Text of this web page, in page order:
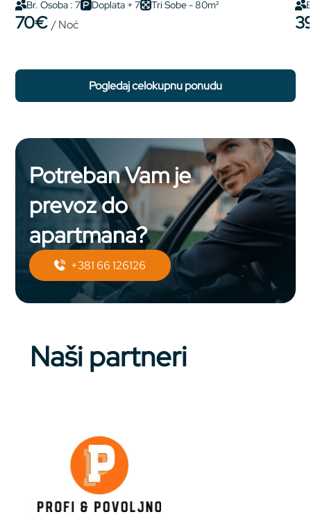
Br. Osoba : 7 Doplata + 7 Tri Sobe - 80m²
70€/ Noć
pogledaj celokupnu ponudu
Potreban Vam je
prevoz do
apartmana?
+381 66 126126
Naši partneri